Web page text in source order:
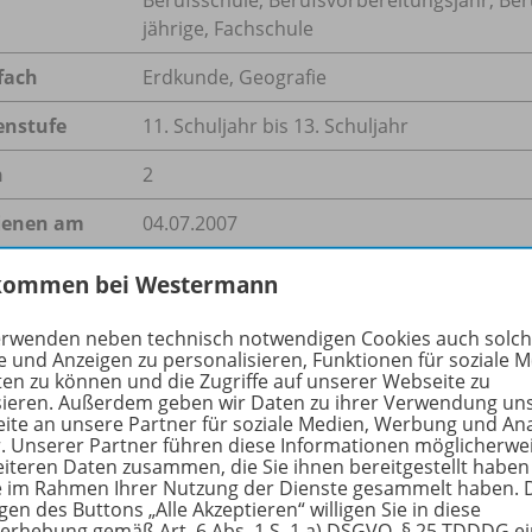
jährige, Fachschule
Erdkunde, Geografie
11. Schuljahr bis 13. Schuljahr
2
am
04.07.2007
73,0 kB
bei Westermann
neben technisch notwendigen Cookies auch
und Anzeigen zu personalisieren, Funktionen für soziale
zu können und die Zugriffe auf unserer Webseite zu
Außerdem geben wir Daten zu ihrer Verwendung
an unsere Partner für soziale Medien, Werbung und
Unserer Partner führen diese Informationen
Daten zusammen, die Sie ihnen bereitgestellt
im Rahmen Ihrer Nutzung der Dienste gesammelt haben.
des Buttons „Alle Akzeptieren“ willigen Sie in diese